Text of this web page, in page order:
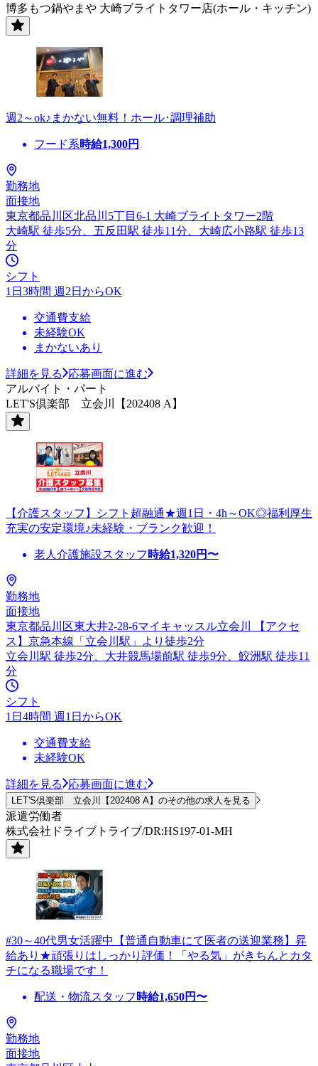
博多もつ鍋やまや 大崎ブライトタワー店(ホール・キッチン)
週2～ok♪まかない無料！ホール･調理補助
フード系時給1,300円
勤務地
面接地
東京都品川区北品川5丁目6-1 大崎ブライトタワー2階
大崎駅 徒歩5分、五反田駅 徒歩11分、大崎広小路駅 徒歩13
分
シフト
1日3時間 週2日からOK
交通費支給
未経験OK
まかないあり
詳細を見る
応募画面に進む
アルバイト・パート
LET'S倶楽部 立会川【202408 A】
【介護スタッフ】シフト超融通★週1日・4h～OK◎福利厚生
充実の安定環境♪未経験・ブランク歓迎！
老人介護施設スタッフ 時給1,320円〜
勤務地
面接地
東京都品川区東大井2-28-6マイキャッスル立会川 【アクセ
ス】京急本線「立会川駅」より徒歩2分
立会川駅 徒歩2分、大井競馬場前駅 徒歩9分、鮫洲駅 徒歩11
分
シフト
1日4時間 週1日からOK
交通費支給
未経験OK
詳細を見る 応募画面に進む
LET'S倶楽部 立会川【202408 A】のその他の求人を見る
派遣労働者
株式会社ドライブトライブ/DR:HS197-01-MH
#30～40代男女活躍中【普通自動車にて医者の送迎業務】昇
給あり★頑張りはしっかり評価！「やる気」がきちんとカタ
チになる職場です！
配送・物流スタッフ 時給1,650円〜
勤務地
面接地